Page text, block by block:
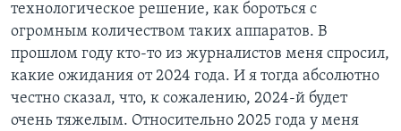
технологическое решение, как бороться с
огромным количеством таких аппаратов. В
прошлом году кто-то из журналистов меня спросил,
какие ожидания от 2024 года. И я тогда абсолютно
честно сказал, что, к сожалению, 2024-й будет
очень тяжелым. Относительно 2025 года у меня